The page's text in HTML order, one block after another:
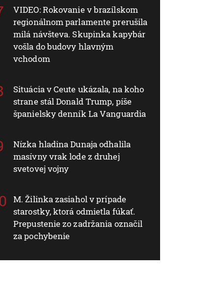
VIDEO: Rokovanie v brazílskom
regionálnom parlamente prerušila
milá návšteva. Skupinka kapybár
vošla do budovy hlavným
vchodom
Situácia v Ceute ukázala, na koho
strane stál Donald Trump, píše
španielsky denník La Vanguardia
Nízka hladina Dunaja odhalila
masívny vrak lode z druhej
svetovej vojny
M. Žilinka zasiahol v prípade
starostky, ktorá odmietla fúkať.
Prepustenie zo zadržania označil
za pochybenie